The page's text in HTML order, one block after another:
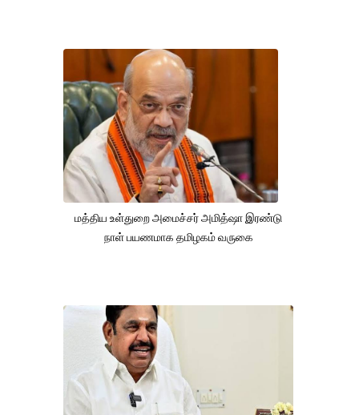
மத்திய உள்துறை அமைச்சர் அமித்ஷா இரண்டு
நாள் பயணமாக தமிழகம் வருகை